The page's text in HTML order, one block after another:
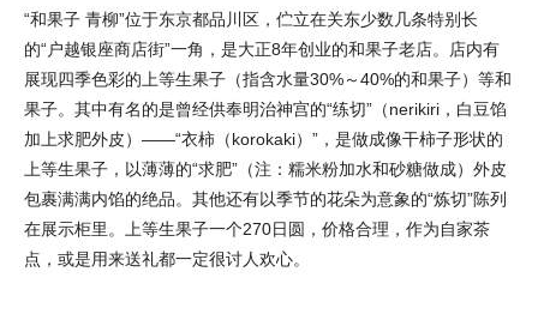
“和果子 青柳”位于东京都品川区，伫立在关东少数几条特别长
的“户越银座商店街”一角，是大正8年创业的和果子老店。店内有
展现四季色彩的上等生果子（指含水量30%～40%的和果子）等和
果子。其中有名的是曾经供奉明治神宫的“练切”（nerikiri，白豆馅
加上求肥外皮）——“衣柿（korokaki）”，是做成像干柿子形状的
上等生果子，以薄薄的“求肥”（注：糯米粉加水和砂糖做成）外皮
包裹满满内馅的绝品。其他还有以季节的花朵为意象的“炼切”陈列
在展示柜里。上等生果子一个270日圆，价格合理，作为自家茶
点，或是用来送礼都一定很讨人欢心。